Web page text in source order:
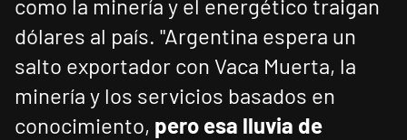
como la minería y el energético traigan
dólares al país. "Argentina espera un
salto exportador con Vaca Muerta, la
minería y los servicios basados en
conocimiento, pero esa lluvia de